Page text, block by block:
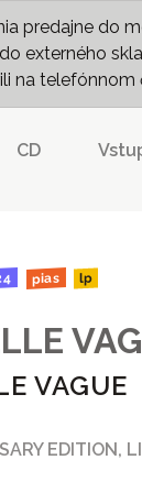
predajne do
externého
na telefónnom
CD
pias lp
VAGUE
EDITION,